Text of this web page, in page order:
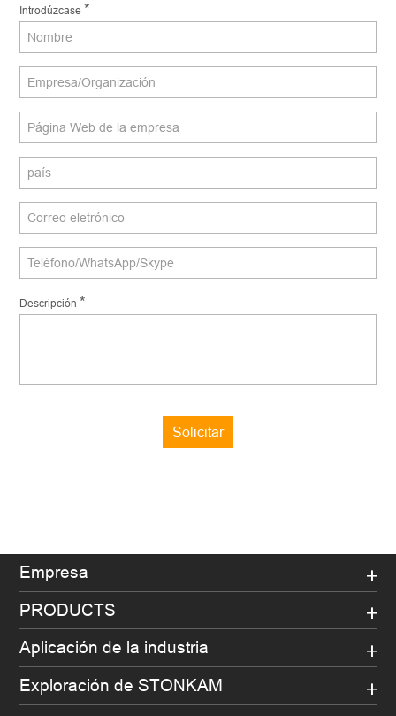
Introdúzcase *
Descripción *
Solicitar
Empresa
PRODUCTS
Aplicación de la industria
Exploración de STONKAM